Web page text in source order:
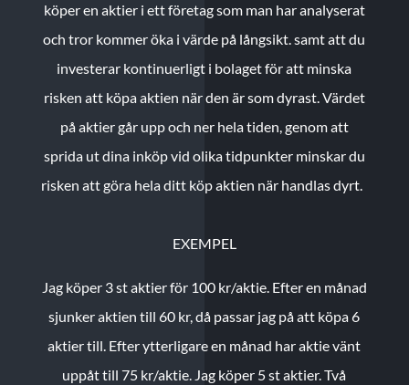
köper en aktier i ett företag som man har analyserat
och tror kommer öka i värde på långsikt. samt att du
investerar kontinuerligt i bolaget för att minska
risken att köpa aktien när den är som dyrast. Värdet
på aktier går upp och ner hela tiden, genom att
sprida ut dina inköp vid olika tidpunkter minskar du
risken att göra hela ditt köp aktien när handlas dyrt.
EXEMPEL
Jag köper 3 st aktier för 100 kr/aktie. Efter en månad
sjunker aktien till 60 kr, då passar jag på att köpa 6
aktier till. Efter ytterligare en månad har aktie vänt
uppåt till 75 kr/aktie. Jag köper 5 st aktier.Två